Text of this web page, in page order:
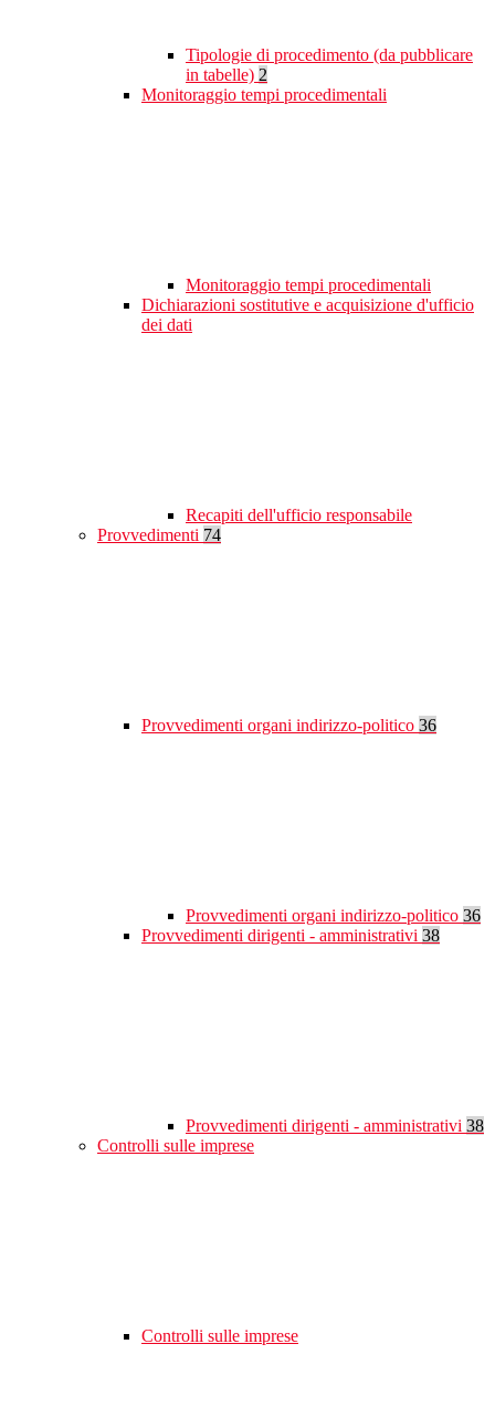
Tipologie di procedimento (da pubblicare
in tabelle) 2
Monitoraggio tempi procedimentali
Monitoraggio tempi procedimentali
Dichiarazioni sostitutive e acquisizione d'ufficio
dei dati
Recapiti dell'ufficio responsabile
Provvedimenti 74
Provvedimenti organi indirizzo-politico 36
Provvedimenti organi indirizzo-politico 36
Provvedimenti dirigenti - amministrativi 38
Provvedimenti dirigenti - amministrativi 38
Controlli sulle imprese
Controlli sulle imprese